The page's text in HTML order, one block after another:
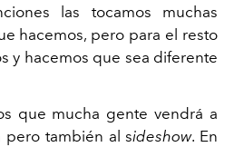
las tocamos muchas
hacemos, pero para el resto
y hacemos que sea diferente
que mucha gente vendrá a
pero también al sideshow. En